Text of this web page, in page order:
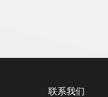
联系我们